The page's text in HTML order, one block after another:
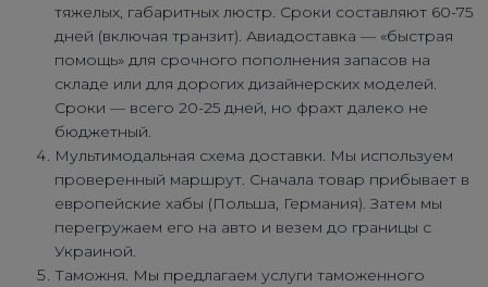
тяжелых, габаритных люстр. Сроки составляют 60-75
дней (включая транзит). Авиадоставка — «быстрая
помощь» для срочного пополнения запасов на
складе или для дорогих дизайнерских моделей.
Сроки — всего 20-25 дней, но фрахт далеко не
бюджетный.
Мультимодальная схема доставки. Мы используем
проверенный маршрут. Сначала товар прибывает в
европейские хабы (Польша, Германия). Затем мы
перегружаем его на авто и везем до границы с
Украиной.
Таможня. Мы предлагаем услуги таможенного